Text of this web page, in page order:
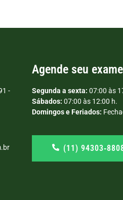
-
Agende seu exame
Segunda a sexta: 07:00 às
Sábados: 07:00 às 12:00 h.
Domingos e Feriados:
(11)